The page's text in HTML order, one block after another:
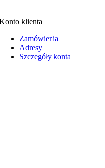
Konto klienta
Zamówienia
Adresy
Szczegóły konta